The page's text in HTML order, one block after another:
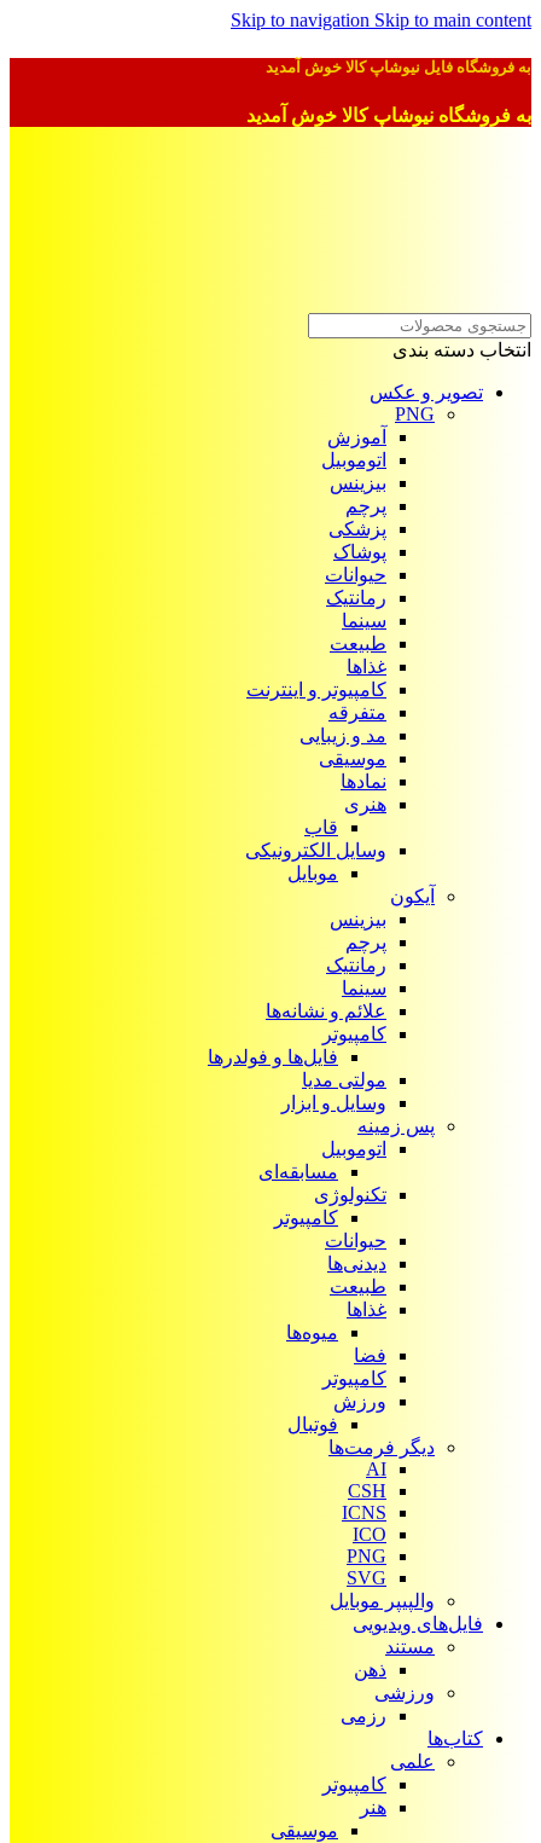
Skip to navigation Skip to main content
به فروشگاه فایل نیوشاپ کالا خوش آمدید
به فروشگاه نیوشاپ کالا خوش آمدید
انتخاب دسته بندی
تصویر و عکس
PNG
آموزش
اتوموبیل
بیزینس
پرچم
پزشکی
پوشاک
حیوانات
رمانتیک
سینما
طبیعت
غذاها
کامپیوتر و اینترنت
متفرقه
مد و زیبایی
موسیقی
نمادها
هنری
قاب
وسایل الکترونیکی
موبایل
آیکون‌
بیزینس
پرچم
رمانتیک
سینما
علائم و نشانه‌ها
کامپیوتر
فایل‌ها و فولدرها
مولتی مدیا
وسایل و ابزار
پس زمینه
اتوموبیل
مسابقه‌ای
تکنولوژی
کامپیوتر
حیوانات
دیدنی‌ها
طبیعت
غذاها
میوه‌ها
فضا
کامپیوتر
ورزش
فوتبال
دیگر فرمت‌ها
AI
CSH
ICNS
ICO
PNG
SVG
والپیپر موبایل
فایل‌های ویدیویی
مستند
ذهن
ورزشی
رزمی
کتاب‌ها
علمی
کامپیوتر
هنر
موسیقی